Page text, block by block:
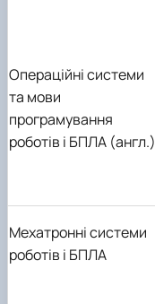
Операційні системи
та мови
програмування
роботів і БПЛА (англ.)
Мехатронні системи
роботів і БПЛА